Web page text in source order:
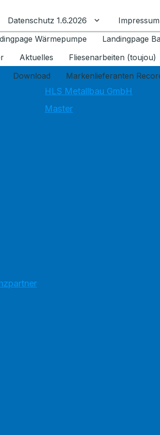
für Ratgeber umschalten
Datenschutz 1.6.2026 Untermenü für
Impressum
Wärmepumpe Landingpage
Aktuelles Fliesenarbeiten (toujou)
Download Markenlieferanten
HLS Metallbau GmbH
Master